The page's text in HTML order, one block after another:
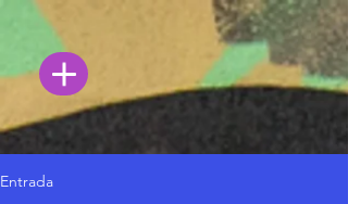
Entrada